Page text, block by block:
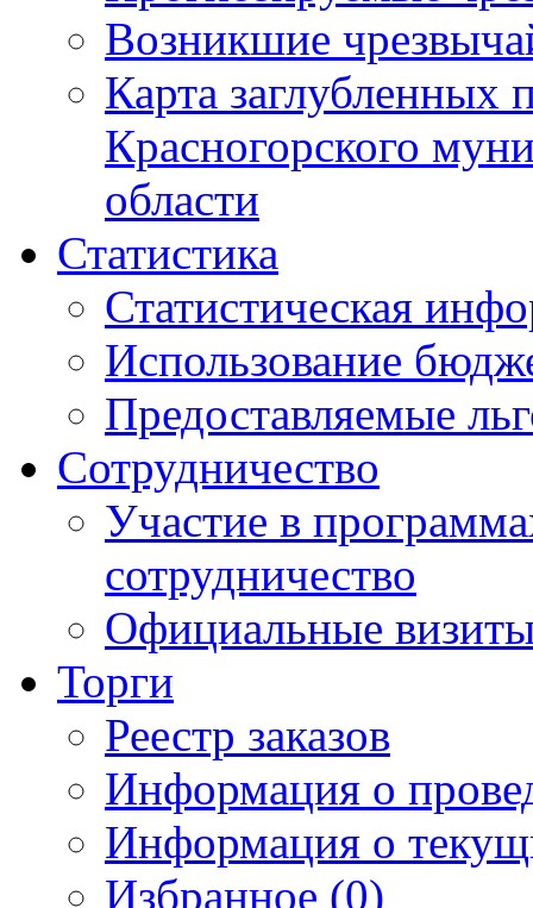
Возникшие
Карта
Красногорского
области
Статистика
Статистическая
Использование
Предоставляемые
Сотрудничество
Участие в
сотрудничество
Официальные
Торги
Реестр заказов
Информация о
Информация о
Избранное (0)